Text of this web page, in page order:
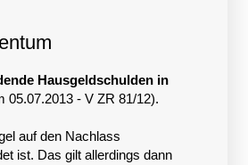
Hausgeldschulden in
05.07.2013 - V ZR 81/12).
auf den Nachlass
ist. Das gilt allerdings dann